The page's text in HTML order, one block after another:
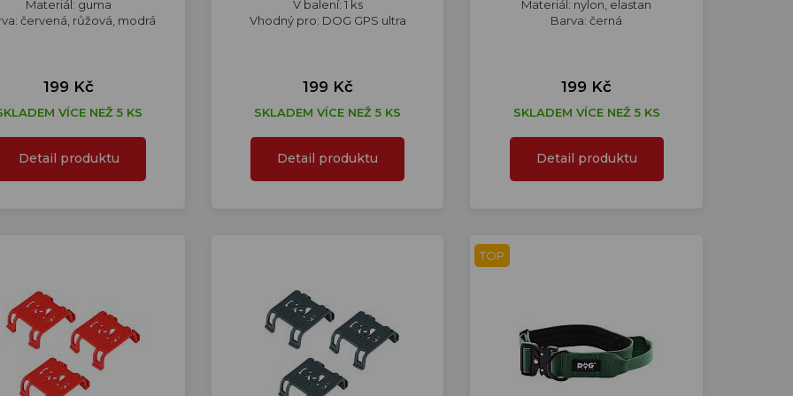
Materiál: guma
červená, růžová, modrá
199 Kč
VÍCE NEŽ 5 KS
Detail produktu
V balení: 1 ks
Vhodný pro: DOG GPS ultra
199 Kč
SKLADEM VÍCE NEŽ 5 KS
Detail produktu
Materiál: nylon, elastan
Barva: černá
199 Kč
SKLADEM VÍCE NEŽ 5 KS
Detail produktu
TOP